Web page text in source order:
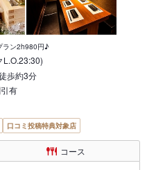
ラン2h980円♪
L.O.23:30)
歩約3分
有
口コミ投稿特典対象店
コース